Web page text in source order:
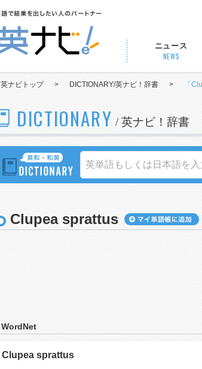
ニュース
NEWS
英ナビトップ > DICTIONARY/英ナビ！辞書 > 「
DICTIONARY / 英ナビ！辞書
Clupea sprattus
WordNet
Clupea sprattus